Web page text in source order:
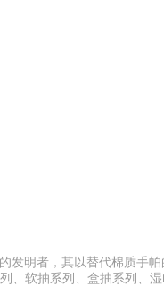
发明者，其以替代棉质手
软抽系列、盒抽系列、湿